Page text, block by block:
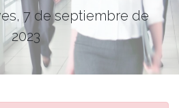
7 de septiembre de
2023